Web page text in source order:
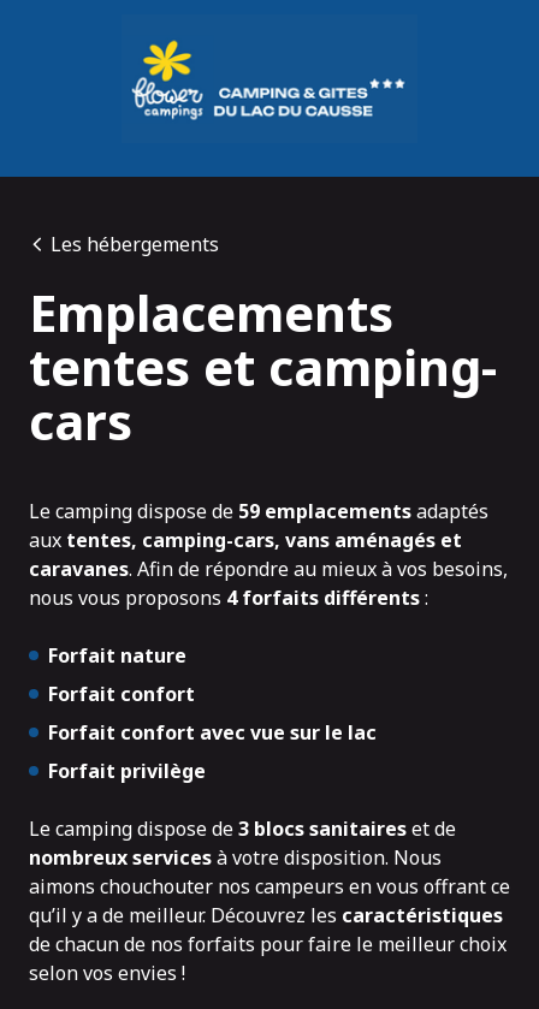
Les hébergements
Emplacements
tentes et camping-
cars
Le camping dispose de 59 emplacementsadaptés
aux tentes, camping-cars, vans aménagés et
caravanes. Afin de répondre au mieux à vos besoins,
nous vous proposons 4 forfaits différents:
Forfait nature
Forfait confort
Forfait confort avec vue sur le lac
Forfait privilège
Le camping dispose de3 blocs sanitaireset de
nombreux servicesà votre disposition. Nous
aimons chouchouter nos campeurs en vous offrant ce
qu’il y a de meilleur. Découvrez les caractéristiques
de chacun de nos forfaits pour faire le meilleur choix
selon vos envies !